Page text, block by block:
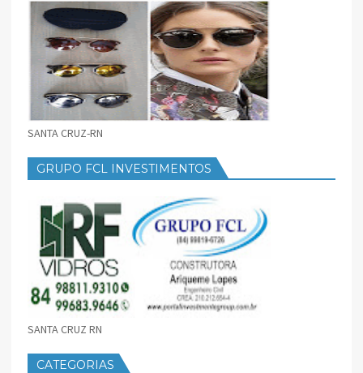
SANTA CRUZ-RN
GRUPO FCL INVESTIMENTOS
SANTA CRUZ RN
CATEGORIAS